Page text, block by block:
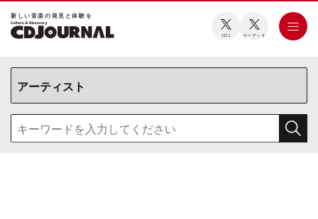
新しい⾳楽の発⾒と体験を
CDJ オーディオ